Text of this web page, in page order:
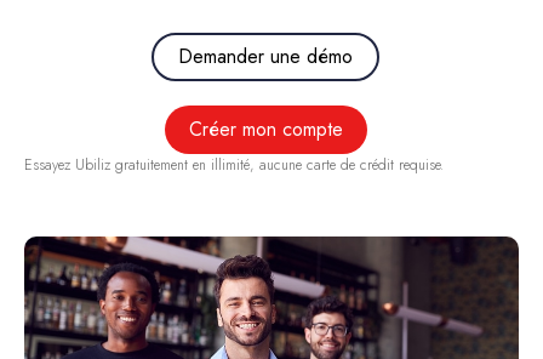
Créer mon compte
Demander une démo
Essayez Ubiliz gratuitement en illimité, aucune carte de crédit requise.